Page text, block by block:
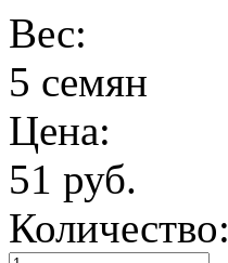
Вес:
5 семян
Цена:
51 руб.
Количество: